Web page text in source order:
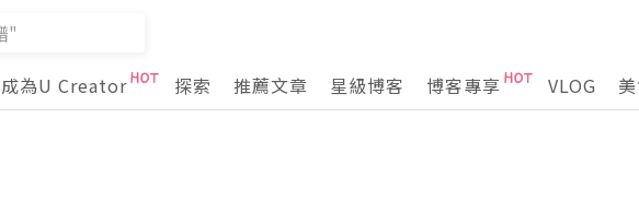
成為U Creator 探索 推薦文章 星級博客 博客專享 VLOG